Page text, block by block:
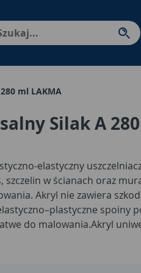
Enter - przejdź do strony
ml LAKMA
Silak A
elastyczny
szczelin w ścianach oraz
Akryl nie zawiera
spoiny
do malowania.Akryl
dobrą przyczepnością do